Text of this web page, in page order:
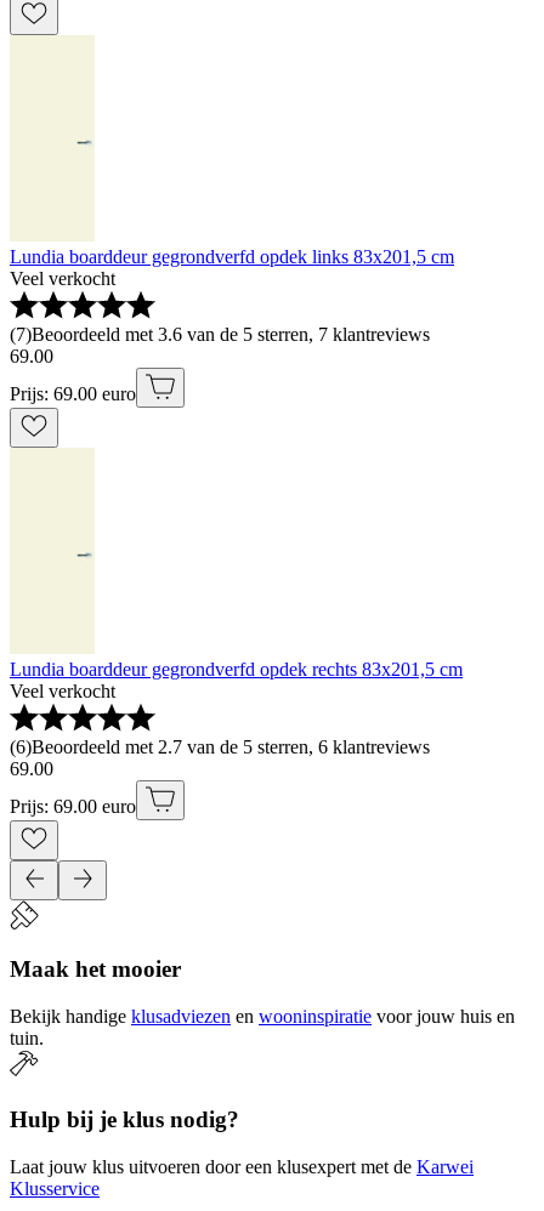
Lundia boarddeur gegrondverfd opdek links 83x201,5 cm
Veel verkocht
(7)Beoordeeld met 3.6 van de 5 sterren, 7 klantreviews
69.00
Prijs: 69.00 euro
Lundia boarddeur gegrondverfd opdek rechts 83x201,5 cm
Veel verkocht
(6)Beoordeeld met 2.7 van de 5 sterren, 6 klantreviews
69.00
Prijs: 69.00 euro
Maak het mooier
Bekijk handige klusadviezen en wooninspiratie voor jouw huis en
tuin.
Hulp bij je klus nodig?
Laat jouw klus uitvoeren door een klusexpert met de Karwei
Klusservice